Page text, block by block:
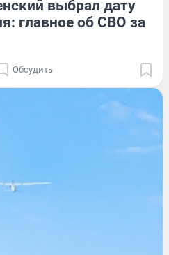
выбрал дату
главное об СВО за
Обсудить